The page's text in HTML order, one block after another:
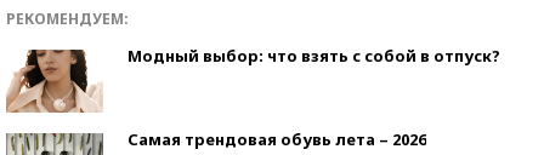
РЕКОМЕНДУЕМ:
Модный выбор: что взять с собой в отпуск?
Самая трендовая обувь лета – 2026